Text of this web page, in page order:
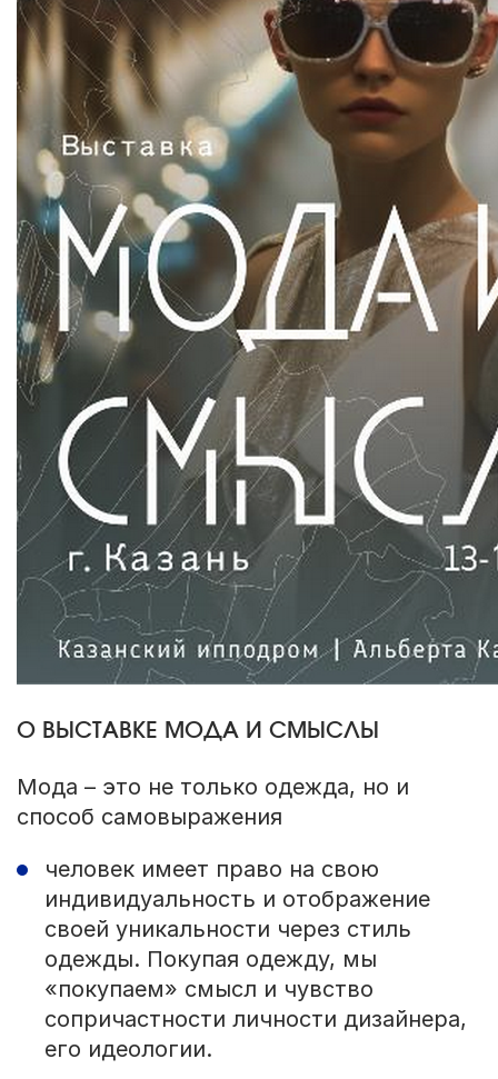
О ВЫСТАВКЕ МОДА И СМЫСЛЫ
Мода – это не только одежда, но и
способ самовыражения
человек имеет право на свою
индивидуальность и отображение
своей уникальности через стиль
одежды. Покупая одежду, мы
«покупаем» смысл и чувство
сопричастности личности дизайнера,
его идеологии.